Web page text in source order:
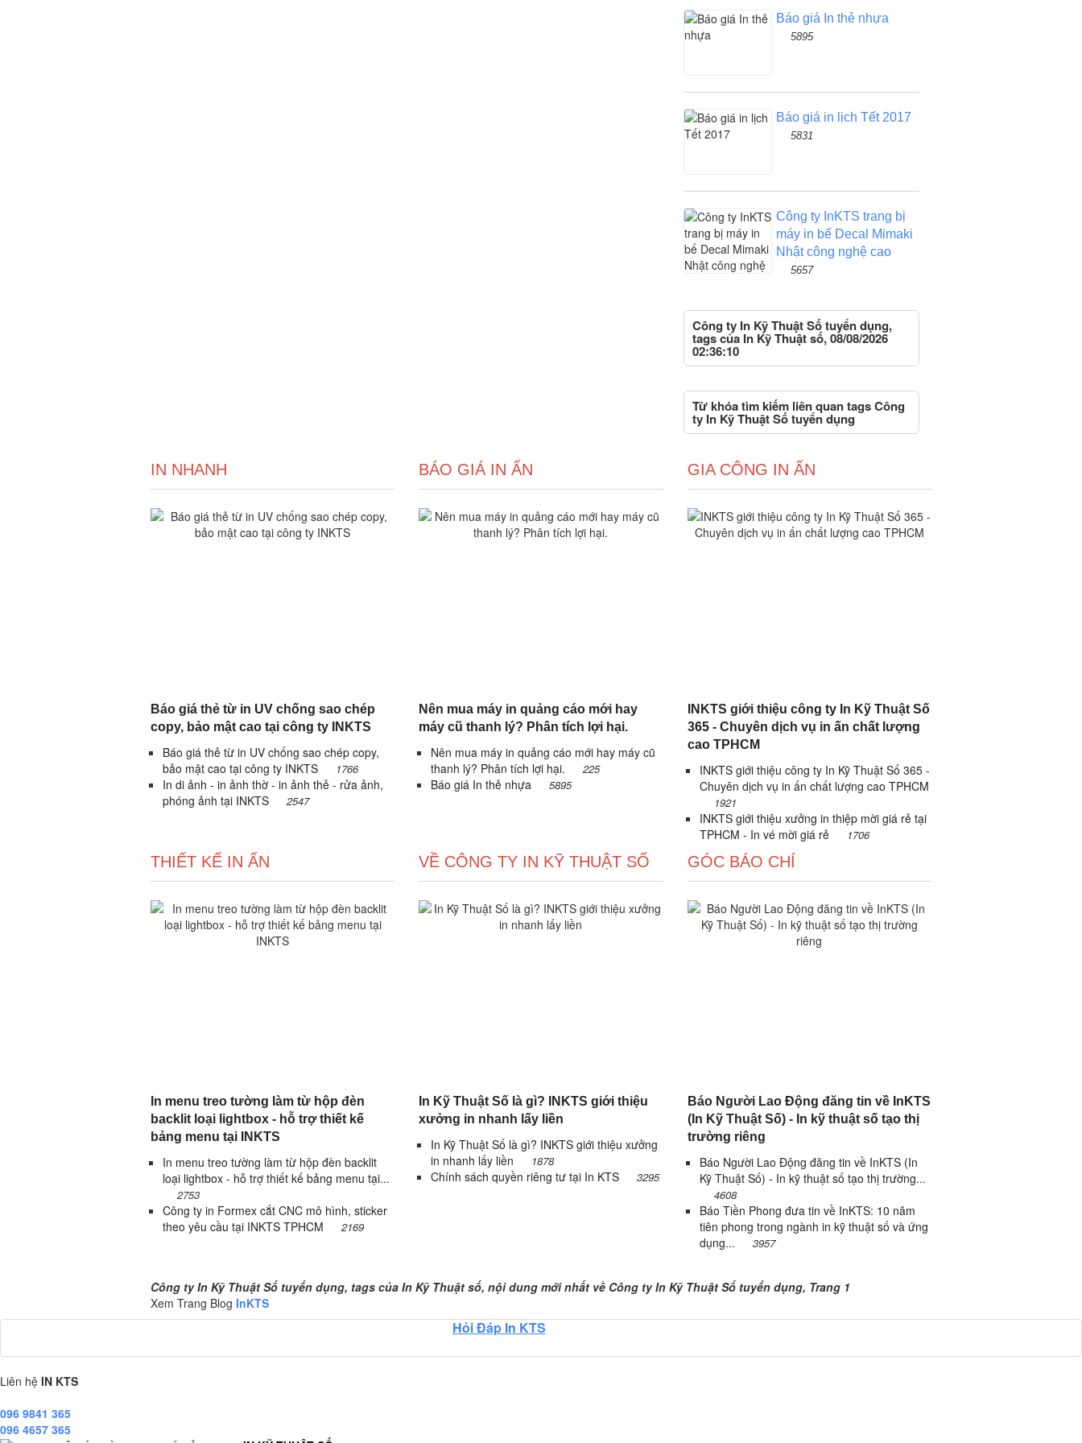
Báo giá In thẻ nhựa
5895
Báo giá in lịch Tết 2017
5831
Công ty InKTS trang bị
máy in bế Decal Mimaki
Nhật công nghệ cao
5657
Công ty In Kỹ Thuật Số tuyển dụng,
tags của In Kỹ Thuật số, 08/08/2026
02:36:10
Từ khóa tìm kiếm liên quan tags Công
ty In Kỹ Thuật Số tuyển dụng
IN NHANH
Báo giá thẻ từ in UV chống sao chép
copy, bảo mật cao tại công ty INKTS
Báo giá thẻ từ in UV chống sao chép copy,
bảo mật cao tại công ty INKTS
1766
In di ảnh - in ảnh thờ - in ảnh thẻ - rửa ảnh,
phóng ảnh tại INKTS
2547
BÁO GIÁ IN ẤN
Nên mua máy in quảng cáo mới hay
máy cũ thanh lý? Phân tích lợi hại.
Nên mua máy in quảng cáo mới hay máy cũ
thanh lý? Phân tích lợi hại.
225
Báo giá In thẻ nhựa 5895
GIA CÔNG IN ẤN
INKTS giới thiệu công ty In Kỹ Thuật Số
365 - Chuyên dịch vụ in ấn chất lượng
cao TPHCM
INKTS giới thiệu công ty In Kỹ Thuật Số 365 -
Chuyên dịch vụ in ấn chất lượng cao TPHCM
1921
INKTS giới thiệu xưởng in thiệp mời giá rẻ tại
TPHCM - In vé mời giá rẻ
1706
THIẾT KẾ IN ẤN
In menu treo tường làm từ hộp đèn
backlit loại lightbox - hỗ trợ thiết kế
bảng menu tại INKTS
In menu treo tường làm từ hộp đèn backlit
loại lightbox - hỗ trợ thiết kế bảng menu tại...
2753
Công ty in Formex cắt CNC mô hình, sticker
theo yêu cầu tại INKTS TPHCM
2169
VỀ CÔNG TY IN KỸ THUẬT SỐ
In Kỹ Thuật Số là gì? INKTS giới thiệu
xưởng in nhanh lấy liền
In Kỹ Thuật Số là gì? INKTS giới thiệu xưởng
in nhanh lấy liền
1878
Chính sách quyền riêng tư tại In KTS 3295
GÓC BÁO CHÍ
Báo Người Lao Động đăng tin về InKTS
(In Kỹ Thuật Số) - In kỹ thuật số tạo thị
trường riêng
Báo Người Lao Động đăng tin về InKTS (In
Kỹ Thuật Số) - In kỹ thuật số tạo thị trường...
4608
Báo Tiền Phong đưa tin về InKTS: 10 năm
tiên phong trong ngành in kỹ thuật số và ứng
dụng...
3957
Công ty In Kỹ Thuật Số tuyển dụng, tags của In Kỹ Thuật số, nội dung mới nhất về Công ty In Kỹ Thuật Số tuyển dụng, Trang 1
Xem Trang Blog InKTS
Hỏi Đáp In KTS
Liên hệ IN KTS
096 9841 365
096 4657 365